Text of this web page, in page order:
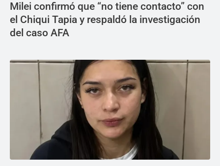
Milei confirmó que “no tiene contacto” con
el Chiqui Tapia y respaldó la investigación
del caso AFA